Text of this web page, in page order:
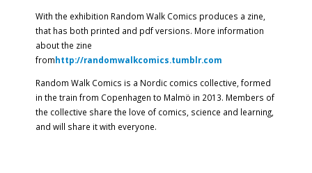
With the exhibition Random Walk Comics produces a zine,
that has both printed and pdf versions. More information
about the zine
fromhttp://randomwalkcomics.tumblr.com
Random Walk Comics is a Nordic comics collective, formed
in the train from Copenhagen to Malmö in 2013. Members of
the collective share the love of comics, science and learning,
and will share it with everyone.